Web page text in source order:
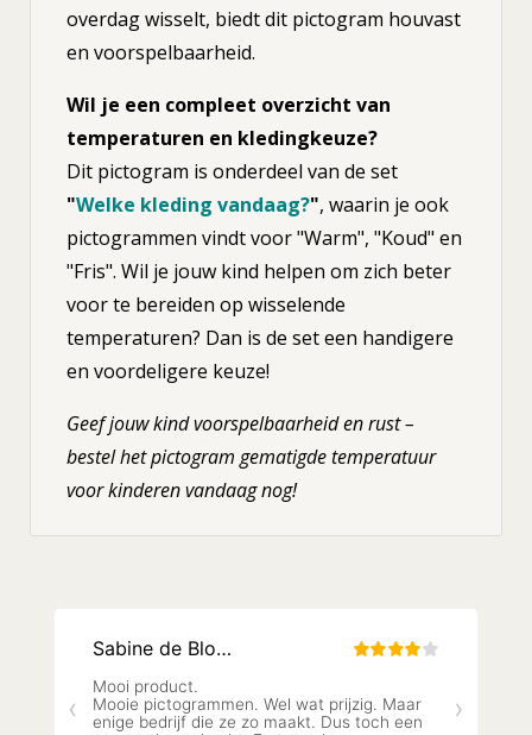
overdag wisselt, biedt dit pictogram houvast
en voorspelbaarheid.
Wil je een compleet overzicht van
temperaturen en kledingkeuze?
Dit pictogram is onderdeel van de set
"Welke kleding vandaag?", waarin je ook
pictogrammen vindt voor "Warm", "Koud" en
"Fris". Wil je jouw kind helpen om zich beter
voor te bereiden op wisselende
temperaturen? Dan is de set een handigere
en voordeligere keuze!
Geef jouw kind voorspelbaarheid en rust –
bestel het pictogram gematigde temperatuur
voor kinderen vandaag nog!